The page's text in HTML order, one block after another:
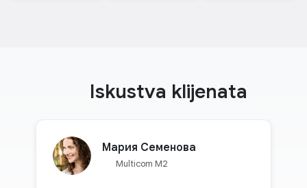
Iskustva klijenata
Мария Семенова
Multicom M2